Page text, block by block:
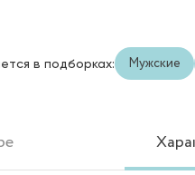
в подборках: Мужские